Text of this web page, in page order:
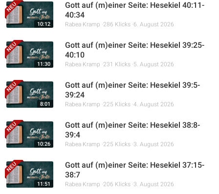
10:12
Gott auf (m)einer Seite: Hesekiel 40:11-
40:34
Rabea Kramp 286 Klicks 6. August 2026
11:30
Gott auf (m)einer Seite: Hesekiel 39:25-
40:10
Rabea Kramp 231 Klicks 5. August 2026
8:01
Gott auf (m)einer Seite: Hesekiel 39:5-
39:24
Rabea Kramp 225 Klicks 4. August 2026
10:26
Gott auf (m)einer Seite: Hesekiel 38:8-
39:4
Rabea Kramp 225 Klicks 3. August 2026
11:51
Gott auf (m)einer Seite: Hesekiel 37:15-
38:7
Rabea Kramp 206 Klicks 3. August 2026